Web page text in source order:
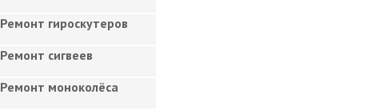
Ремонт гироскутеров
Ремонт сигвеев
Ремонт моноколёса